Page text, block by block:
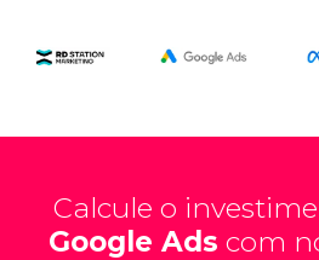
Calcule o
Google Ads com